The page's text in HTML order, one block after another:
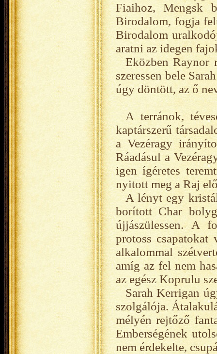
Fiaihoz, Mengsk
Birodalom, fogja
Birodalom
aratni az idegen
Eközben Raynor
szeressen bele
úgy döntött, az ő
A terránok,
kaptárszerű
a Vezéragy
Ráadásul a
igen ígéretes
nyitott meg a Raj
A lényt egy
borított Char
újjászülessen. A
protoss
alkalommal
amíg az fel nem
az egész Koprulu
Sarah Kerrigan
szolgálója.
mélyén rejtőző
Emberségének
nem érdekelte,